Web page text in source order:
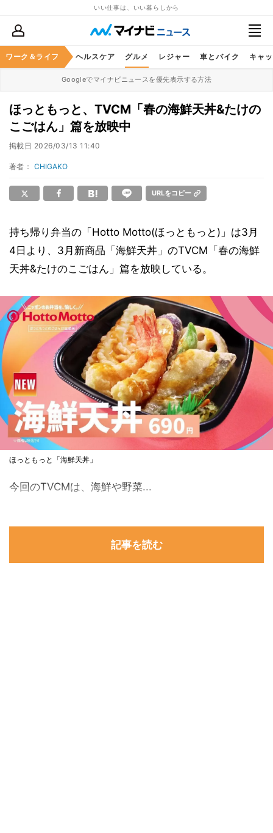
いい仕事は、いい暮らしから
ワーク＆ライフ
マネー 暮らし ヘルスケア グルメ レジャー 車とバイク キャ
Googleでマイナビニュースを優先表示する方法
ほっともっと、TVCM「春の海鮮天丼&たけの
こごはん」篇を放映中
掲載日 2026/03/13 11:40
著者： CHIGAKO
URLをコピー
持ち帰り弁当の「Hotto Motto(ほっともっと)」は3月
4日より、3月新商品「海鮮天丼」のTVCM「春の海鮮
天丼&たけのこごはん」篇を放映している。
ほっともっと「海鮮天丼」
今回のTVCMは、海鮮や野菜...
記事を読む